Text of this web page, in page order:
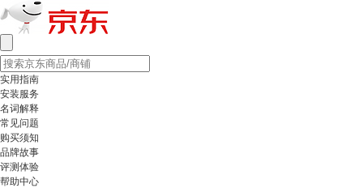
实用指南
安装服务
名词解释
常见问题
购买须知
品牌故事
评测体验
帮助中心